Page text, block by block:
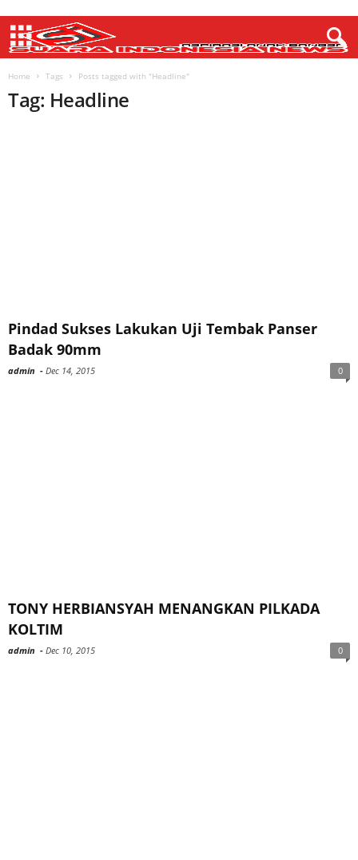
Home Tags Posts tagged with "Headline"
Tag: Headline
Pindad Sukses Lakukan Uji Tembak Panser
Badak 90mm
admin - Dec 14, 2015 0
TONY HERBIANSYAH MENANGKAN PILKADA
KOLTIM
admin - Dec 10, 2015 0